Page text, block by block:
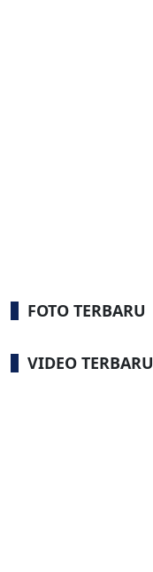
FOTO TERBARU
VIDEO TERBARU